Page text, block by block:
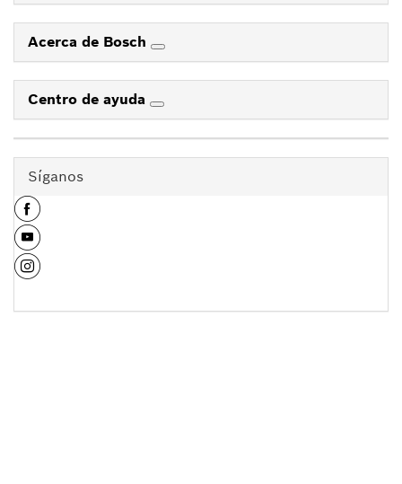
Acerca de Bosch
Centro de ayuda
Síganos